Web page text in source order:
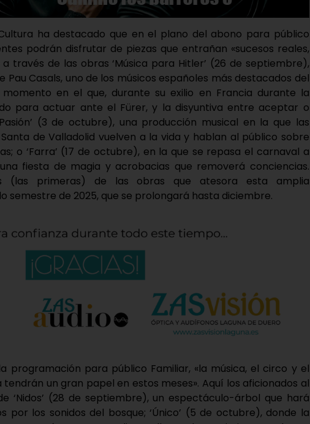
ha destacado que en el plano del abono para público
podrán disfrutar de piezas que entrañan «sucesos reales,
través de las obras ‘Música para Hitler’ (26 de septiembre),
Pau Casals, uno de los músicos españoles más destacados del
en el que, durante su exilio en Francia durante la
para actuar ante el Fürer, y la disyuntiva entre aceptar o
(3 de octubre), una producción musical en la que las
de Valladolid vuelven a la vida y hablan al público sobre
o ‘Farra’ (17 de octubre), en la que se repasa el carnaval a
fiesta de magia y acrobacias que removerá conciencias.
(las primeras) de las obras que atesora esta amplia
semestre de 2025, que se prolongará hasta diciembre.
programación para público Familiar, «la música, el circo y el
un gran papel en estos meses». Aquí los aficionados al
‘Nidos’ (28 de septiembre), un espectáculo-árbol que hará
por los sonidos del bosque; ‘Único’ (5 de octubre), donde la